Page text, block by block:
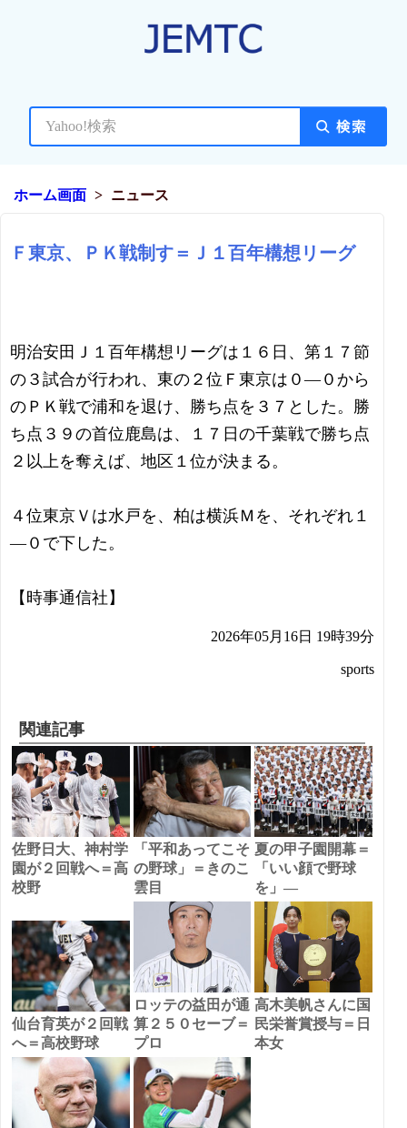
ホーム画面 ニュース
Ｆ東京、ＰＫ戦制す＝Ｊ１百年構想リーグ
明治安田Ｊ１百年構想リーグは１６日、第１７節
の３試合が行われ、東の２位Ｆ東京は０―０から
のＰＫ戦で浦和を退け、勝ち点を３７とした。勝
ち点３９の首位鹿島は、１７日の千葉戦で勝ち点
２以上を奪えば、地区１位が決まる。
４位東京Ｖは水戸を、柏は横浜Ｍを、それぞれ１
―０で下した。
【時事通信社】
2026年05月16日 19時39分
sports
関連記事
佐野日大、神村学
園が２回戦へ＝高
校野
「平和あってこそ
の野球」＝きのこ
雲目
夏の甲子園開幕＝
「いい顔で野球
を」―
仙台育英が２回戦
へ＝高校野球
ロッテの益田が通
算２５０セーブ＝
プロ
高木美帆さんに国
民栄誉賞授与＝日
本女